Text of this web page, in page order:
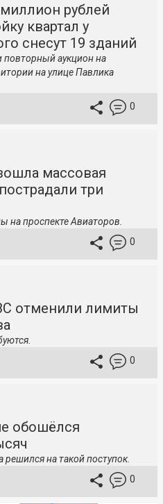
рублей
квартал у
снесут 19 зданий
повторный аукцион на
на улице Павлика
0
массовая
три
на проспекте Авиаторов.
0
отменили лимиты
0
обошёлся
на такой поступок.
0